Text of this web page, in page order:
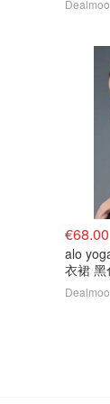
€68.00
alo
衣裙 黑